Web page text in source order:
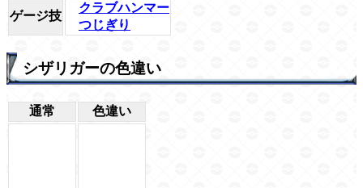
ゲージ技
クラブハンマー
つじぎり
シザリガーの色違い
通常 色違い